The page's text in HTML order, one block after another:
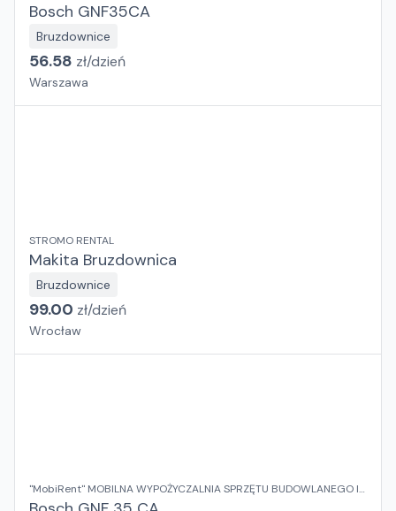
Bosch GNF35CA
Bruzdownice
56.58 zł/dzień
Warszawa
STROMO RENTAL
Makita Bruzdownica
Bruzdownice
99.00 zł/dzień
Wrocław
"MobiRent" MOBILNA WYPOŻYCZALNIA SPRZĘTU BUDOWLANEGO I
OGRODOWEGO Jaroslaw Rybka